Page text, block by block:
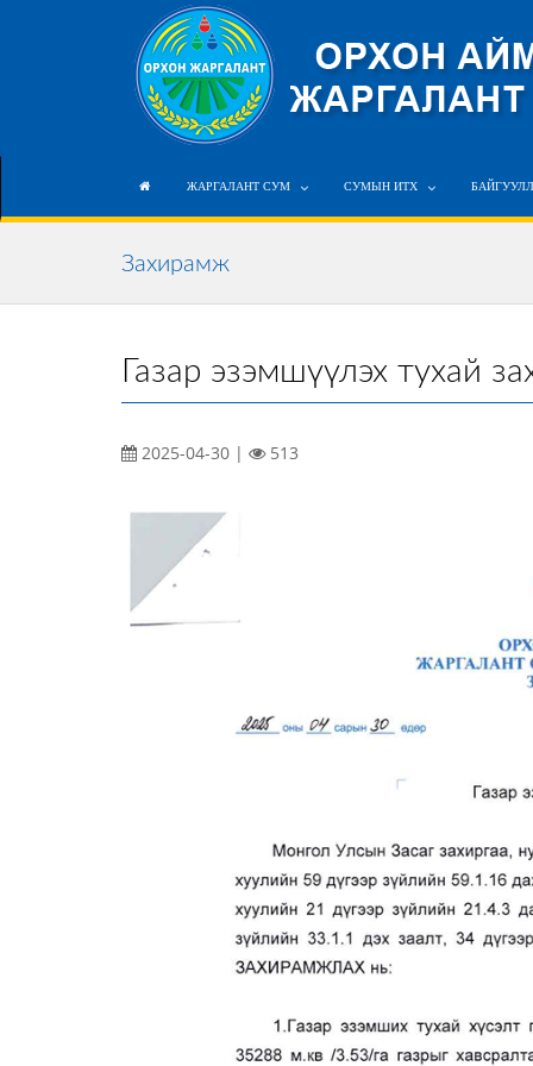
ЖАРГАЛАНТ СУМ СУМЫН ИТХ
Захирамж
Газар эзэмшүүлэх тухай
2025-04-30 | 513